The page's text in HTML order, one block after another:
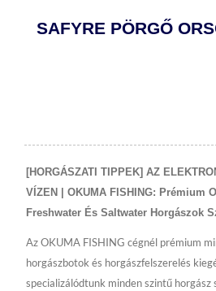
SAFYRE PÖRGŐ ORSÓ
[HORGÁSZATI TIPPEK] AZ
VÍZEN | OKUMA FISHING: Prémium
Freshwater És Saltwater Horgászok
Az OKUMA FISHING cégnél prémium
horgászbotok és horgászfelszerelés
specializálódtunk minden szintű horgász